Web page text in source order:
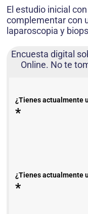
El estudio inicial
complementar con
laparoscopia y
Encuesta digital
Online. No te
¿Tienes actualmente
*
¿Tienes actualmente
*